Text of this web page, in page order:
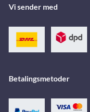
Vi sender med
Betalingsmetoder